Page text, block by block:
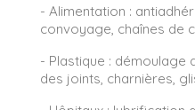
- Alimentation :
convoyage, chaînes de
- Plastique : démoulage
des joints, charnières,